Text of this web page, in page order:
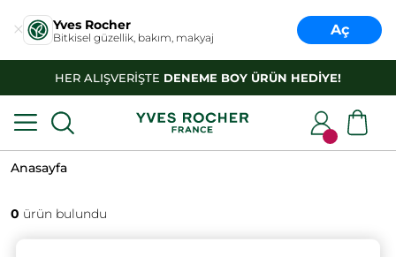
Yves Rocher
Bitkisel güzellik, bakım, makyaj Aç
HER ALIŞVERİŞTE DENEME BOY ÜRÜN HEDİYE!
Anasayfa
0 ürün bulundu